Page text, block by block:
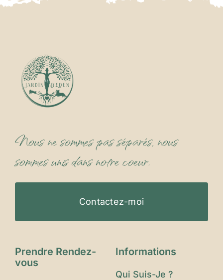
Nous ne sommes pas séparés, nous
sommes unis dans notre coeur.
Contactez-moi
Prendre Rendez-
vous
Informations
Qui Suis-Je ?